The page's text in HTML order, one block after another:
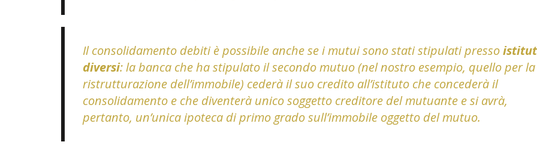
Il consolidamento debiti è possibile anche se i mutui sono stati stipulati presso
diversi: la banca che ha stipulato il secondo mutuo (nel nostro esempio, quello per la
ristrutturazione dell’immobile) cederà il suo credito all’istituto che concederà il
consolidamento e che diventerà unico soggetto creditore del mutuante e si avrà,
pertanto, un’unica ipoteca di primo grado sull’immobile oggetto del mutuo.